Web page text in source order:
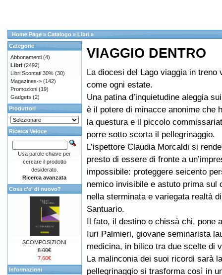
Home Page » Catalogo » Libri »
VIAGGIO DENTRO
La diocesi del Lago viaggia in treno
come ogni estate.
Una patina d’inquietudine aleggia
è il potere di minacce anonime che
la questura e il piccolo
porre sotto scorta il pellegrinaggio.
L’ispettore Claudia Morcaldi si
presto di essere di fronte a
impossibile: proteggere seicento
nemico invisibile e astuto prima sul
nella sterminata e variegata realtà
Santuario.
Il fato, il destino o chissà chi, pone
Iuri Palmieri, giovane seminarista
medicina, in bilico tra due scelte di
La malinconia dei suoi ricordi sarà
pellegrinaggio si trasforma così in
Categorie
Abbonamenti (4)
Libri (2492)
Libri Scontati 30% (30)
Magazines-> (142)
Promozioni (19)
Gadgets (2)
Produttori
Ricerca Veloce
Usa parole chiave per
cercare il prodotto
desiderato.
Ricerca avanzata
Cosa c'e' di nuovo?
SCOMPOSIZIONI
8.00€
7.60€
Informazioni